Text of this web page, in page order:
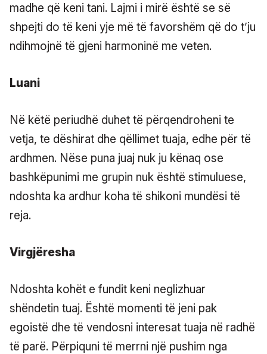
madhe që keni tani. Lajmi i mirë është se së
shpejti do të keni yje më të favorshëm që do t’ju
ndihmojnë të gjeni harmoninë me veten.
Luani
Në këtë periudhë duhet të përqendroheni te
vetja, te dëshirat dhe qëllimet tuaja, edhe për të
ardhmen. Nëse puna juaj nuk ju kënaq ose
bashkëpunimi me grupin nuk është stimuluese,
ndoshta ka ardhur koha të shikoni mundësi të
reja.
Virgjëresha
Ndoshta kohët e fundit keni neglizhuar
shëndetin tuaj. Është momenti të jeni pak
egoistë dhe të vendosni interesat tuaja në radhë
të parë. Përpiquni të merrni një pushim nga